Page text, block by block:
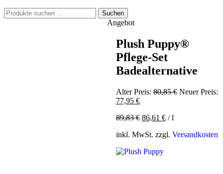
Suchen
nach:
Suchen
Angebot
Plush Puppy®
Pflege-Set
Badealternative
Alter Preis: 80,85€ Neuer Preis:
77,95 €Aktueller
ist:
89,83€ 86,61 €/l
inkl. MwSt. zzgl. Versandkosten